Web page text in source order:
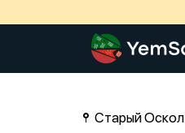
Старый Оскол